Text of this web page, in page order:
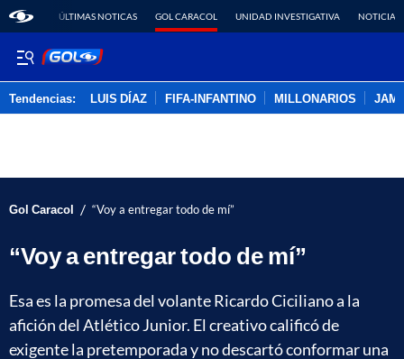
ÚLTIMAS NOTICAS GOL CARACOL UNIDAD INVESTIGATIVA NOTICIAS
Tendencias: LUIS DÍAZ FIFA-INFANTINO MILLONARIOS
Gol Caracol / “Voy a entregar todo de mí”
“Voy a entregar todo de mí”
Esa es la promesa del volante Ricardo Ciciliano a la
afición del Atlético Junior. El creativo calificó de
exigente la pretemporada y no descartó conformar una